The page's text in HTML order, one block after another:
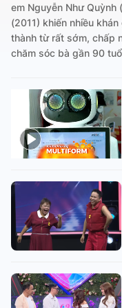
em Nguyễn Như Quỳnh
(2011) khiến nhiều
thành từ rất sớm, chấp
chăm sóc bà gần 90